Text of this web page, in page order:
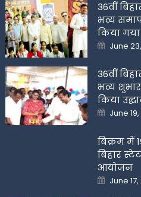
36वीं
भव्य
किया
Posted
on
June
36वीं
भव्य
किया
Posted
on
June
बिक्रम में
बिहार
आयोजन
Posted
on
June